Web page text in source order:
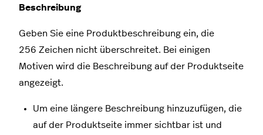
Beschreibung
Geben Sie eine Produktbeschreibung ein, die
256 Zeichen nicht überschreitet. Bei einigen
Motiven wird die Beschreibung auf der Produktseite
angezeigt.
Um eine längere Beschreibung hinzuzufügen, die
auf der Produktseite immer sichtbar ist und